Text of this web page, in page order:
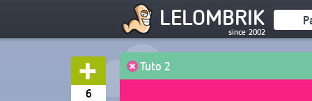
LELOMBRIK
since 2002
6
Tuto 2